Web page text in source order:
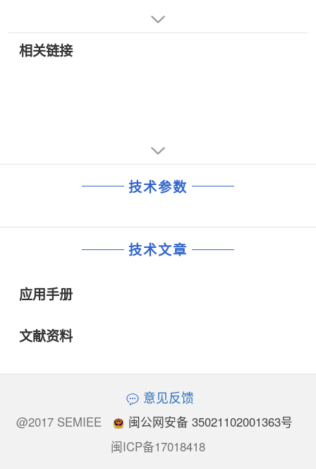
相关链接
技术参数
技术文章
应用手册
文献资料
意见反馈
@2017 SEMIEE
闽公网安备 35021102001363号
闽ICP备17018418